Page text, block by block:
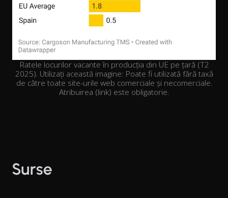
Ratele locurilor vacante în producția din UE pe țară (T2
2025). Utilizați această imagine: Poate fi utilizată fără taxă
de către toate site-urile web comerciale și necomerciale.
Atribuirea (link) este obligatorie.
Surse